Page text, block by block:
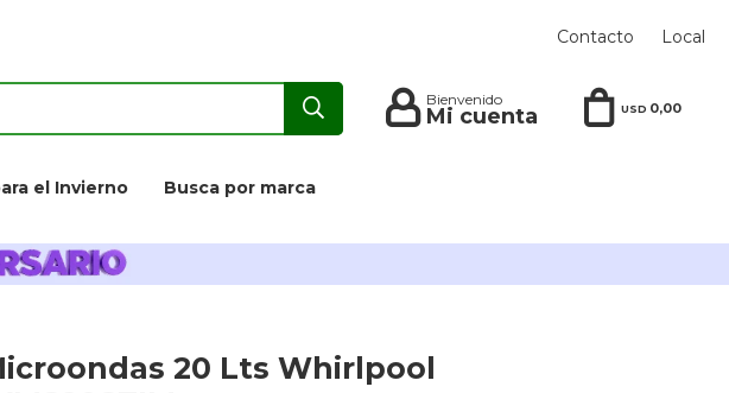
el Invierno Busca por marca
USD 0,00
Contacto Local
20 Lts Whirlpool